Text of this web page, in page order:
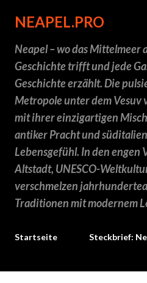
Direkt zum
NEAPEL.PRO
Neapel – wo das Mittelmeer
Geschichte trifft und jede
Geschichte erzählt. Die
Metropole unter dem Vesuv
mit ihrer einzigartigen
antiker Pracht und
Lebensgefühl. In den engen
Altstadt, UNESCO-
verschmelzen
Traditionen mit modernem
Startseite Steckbrief: